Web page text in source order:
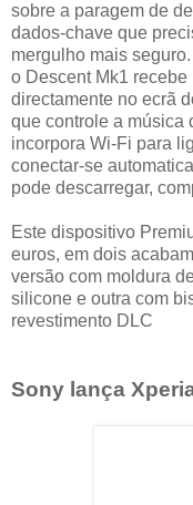
sobre a paragem de
dados-chave que
mergulho mais
o Descent Mk1
directamente no ecrã
que controle a música
incorpora Wi-Fi para
conectar-se
pode descarregar,
Este dispositivo
euros, em dois
versão com moldura
silicone e outra com
revestimento DLC
Sony lança